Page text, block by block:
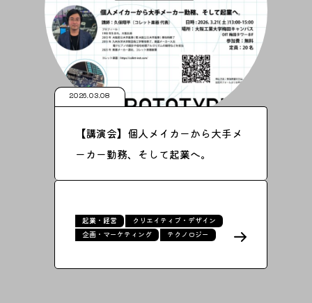
2026.03.08
【講演会】個人メイカーから大手メ
ーカー勤務、そして起業へ。
起業・経営
クリエイティブ・デザイン
企画・マーケティング
テクノロジー